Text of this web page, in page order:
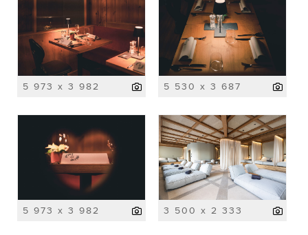
5 973 x 3 982 5 530 x 3 687
5 973 x 3 982 3 500 x 2 333